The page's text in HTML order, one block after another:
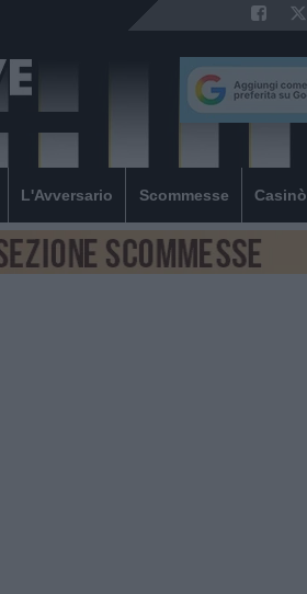
L'Avversario Scommesse Casinò